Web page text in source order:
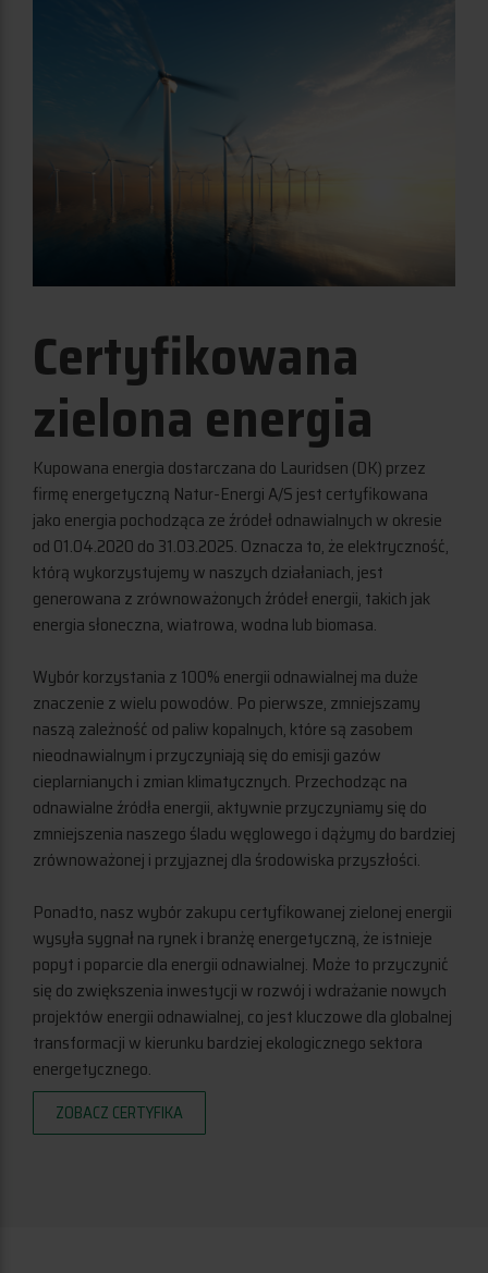
Certyfikowana
zielona energia
Kupowana energia dostarczana do Lauridsen (DK) przez
firmę energetyczną Natur-Energi A/S jest certyfikowana
jako energia pochodząca ze źródeł odnawialnych w okresie
od 01.04.2020 do 31.03.2025. Oznacza to, że elektryczność,
którą wykorzystujemy w naszych działaniach, jest
generowana z zrównoważonych źródeł energii, takich jak
energia słoneczna, wiatrowa, wodna lub biomasa.
Wybór korzystania z 100% energii odnawialnej ma duże
znaczenie z wielu powodów. Po pierwsze, zmniejszamy
naszą zależność od paliw kopalnych, które są zasobem
nieodnawialnym i przyczyniają się do emisji gazów
cieplarnianych i zmian klimatycznych. Przechodząc na
odnawialne źródła energii, aktywnie przyczyniamy się do
zmniejszenia naszego śladu węglowego i dążymy do bardziej
zrównoważonej i przyjaznej dla środowiska przyszłości.
Ponadto, nasz wybór zakupu certyfikowanej zielonej energii
wysyła sygnał na rynek i branżę energetyczną, że istnieje
popyt i poparcie dla energii odnawialnej. Może to przyczynić
się do zwiększenia inwestycji w rozwój i wdrażanie nowych
projektów energii odnawialnej, co jest kluczowe dla globalnej
transformacji w kierunku bardziej ekologicznego sektora
energetycznego.
ZOBACZ CERTYFIKA